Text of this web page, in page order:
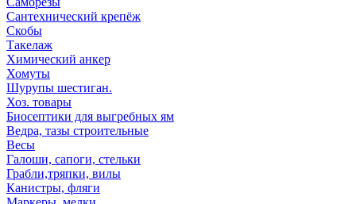
Сантехнический крепёж
Скобы
Такелаж
Химический анкер
Хомуты
Шурупы шестиган.
Хоз. товары
Биосептики для выгребных ям
Ведра, тазы строительные
Весы
Галоши, сапоги, стельки
Грабли,тряпки, вилы
Канистры, фляги